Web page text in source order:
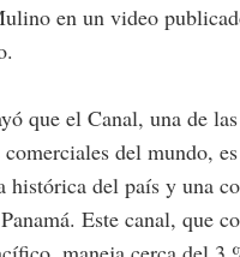
en un video
que el Canal, una de las
del mundo,
histórica del país y una
Este canal, que